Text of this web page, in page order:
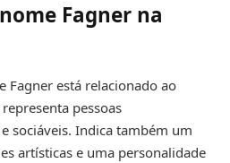
Fagner na
Fagner está relacionado ao
pessoas
sociáveis. Indica também um
artísticas e uma personalidade